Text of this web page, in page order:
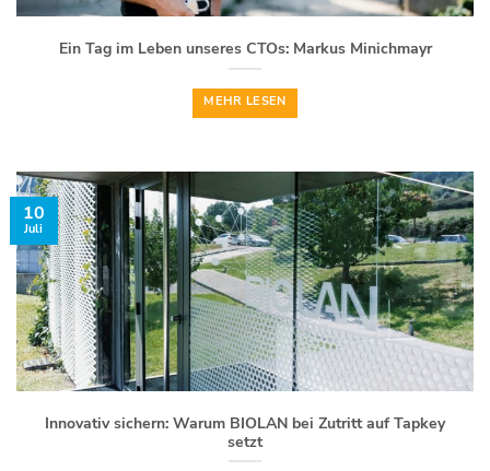
Ein Tag im Leben unseres CTOs: Markus Minichmayr
MEHR LESEN
Innovativ sichern: Warum BIOLAN bei Zutritt auf Tapkey
setzt
10
Juli